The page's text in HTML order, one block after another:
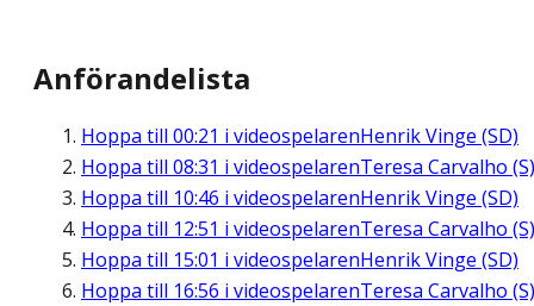
Anförandelista
Hoppa till 00:21 i videospelarenHenrik Vinge (SD)
Hoppa till 08:31 i videospelarenTeresa Carvalho (S)
Hoppa till 10:46 i videospelarenHenrik Vinge (SD)
Hoppa till 12:51 i videospelarenTeresa Carvalho (S)
Hoppa till 15:01 i videospelarenHenrik Vinge (SD)
Hoppa till 16:56 i videospelarenTeresa Carvalho (S)